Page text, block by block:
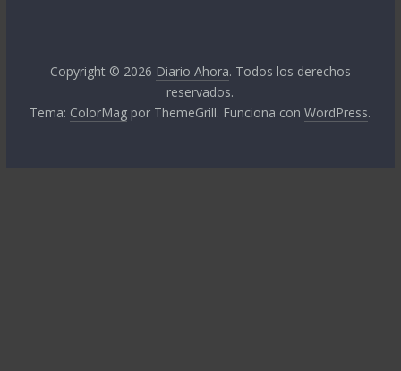
Copyright © 2026 Diario Ahora. Todos los derechos
reservados.
Tema: ColorMag por ThemeGrill. Funciona conWordPress.